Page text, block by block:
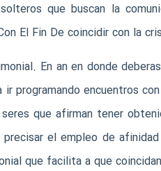
que buscan la
El Fin De coincidir con la
En an en donde
programando encuentros
que afirman tener
el empleo de
que facilita a que